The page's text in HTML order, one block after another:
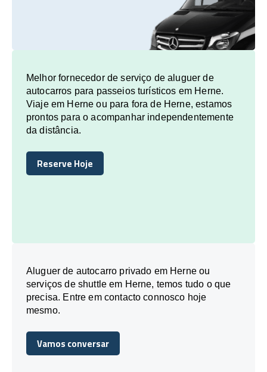
Melhor fornecedor de serviço de aluguer de
autocarros para passeios turísticos em Herne.
Viaje em Herne ou para fora de Herne, estamos
prontos para o acompanhar independentemente
da distância.
Reserve Hoje
Reserve Hoje
Aluguer de autocarro privado em Herne ou
serviços de shuttle em Herne, temos tudo o que
precisa. Entre em contacto connosco hoje
mesmo.
Vamos conversar
Vamos conversar